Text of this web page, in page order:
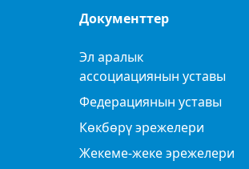
Документтер
Эл аралык
ассоциациянын уставы
Федерациянын уставы
Көкбөрү эрежелери
Жекеме-жеке эрежелери